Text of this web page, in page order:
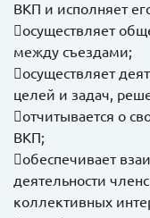
ВКП и исполняет
осуществляет
между съездами;
осуществляет
целей и задач,
отчитывается о
ВКП;
обеспечивает
деятельности
коллективных